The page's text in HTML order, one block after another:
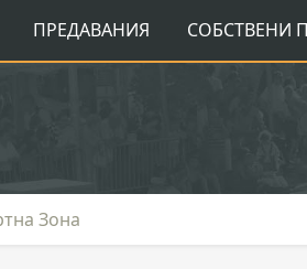
ПРЕДАВАНИЯ СОБСТВЕНИ
Зона